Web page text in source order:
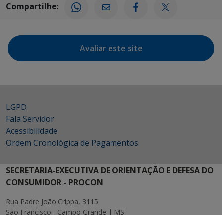
Compartilhe:
Avaliar este site
LGPD
Fala Servidor
Acessibilidade
Ordem Cronológica de Pagamentos
SECRETARIA-EXECUTIVA DE ORIENTAÇÃO E DEFESA DO
CONSUMIDOR - PROCON
Rua Padre João Crippa, 3115
São Francisco - Campo Grande | MS